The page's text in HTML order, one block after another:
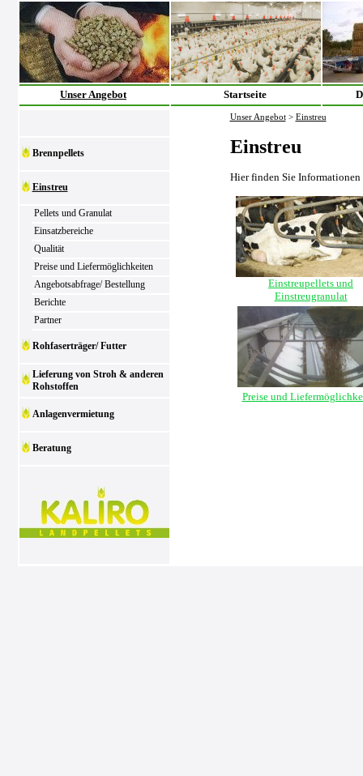
Unser Angebot Startseite
Brennpellets
Einstreu
Pellets und Granulat
Einsatzbereiche
Qualität
Preise und Liefermöglichkeiten
Angebotsabfrage/ Bestellung
Berichte
Partner
Rohfaserträger/ Futter
Lieferung von Stroh & anderen
Rohstoffen
Anlagenvermietung
Beratung
Unser Angebot > Einstreu
Einstreu
Hier finden Sie Informationen
Einstreupellets und
Einstreugranulat
Preise und